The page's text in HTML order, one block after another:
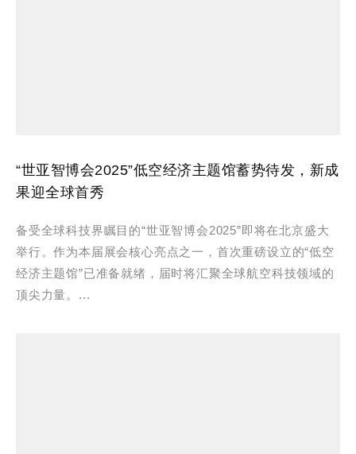
“世亚智博会2025”低空经济主题馆蓄势待发，新成
果迎全球首秀
备受全球科技界瞩目的“世亚智博会2025”即将在北京盛大
举行。作为本届展会核心亮点之一，首次重磅设立的“低空
经济主题馆”已准备就绪，届时将汇聚全球航空科技领域的
顶尖力量。...